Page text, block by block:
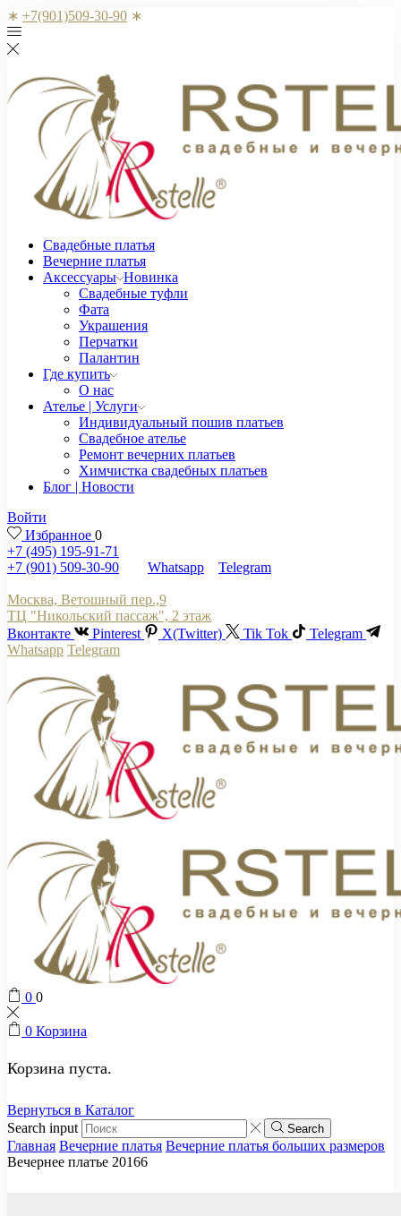
∗ +7(901)509-30-90 ∗
Свадебные платья
Вечерние платья
Аксессуары Новинка
Свадебные туфли
Фата
Украшения
Перчатки
Палантин
Где купить
О нас
Ателье | Услуги
Индивидуальный пошив платьев
Свадебное ателье
Ремонт вечерних платьев
Химчистка свадебных платьев
Блог | Новости
Войти
Избранное 0
+7 (495) 195-91-71
+7 (901) 509-30-90
Whatsapp Telegram
Москва, Ветошный пер.,9
ТЦ "Никольский пассаж", 2 этаж
Вконтакте
Pinterest X(Twitter) Tik Tok
Telegram
Whatsapp Telegram
0 0
0 Корзина
Корзина пуста.
Вернуться в Каталог
Search input
Search
Главная Вечерние платья Вечерние платья больших размеров
Вечернее платье 20166